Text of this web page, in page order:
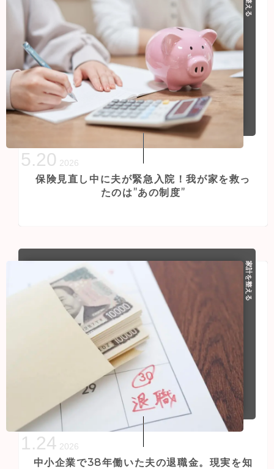
保険見直し中に夫が緊急入院！我が家を救っ
たのは”あの制度”
5.20 2026
家計を整える
中小企業で38年働いた夫の退職金。現実を知
1.24 2026